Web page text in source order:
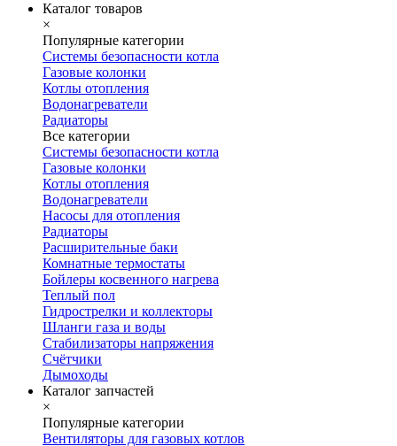
Каталог товаров
×
Популярные категории
Системы безопасности котла
Газовые колонки
Котлы отопления
Водонагреватели
Радиаторы
Все категории
Системы безопасности котла
Газовые колонки
Котлы отопления
Водонагреватели
Насосы для отопления
Радиаторы
Расширительные баки
Комнатные термостаты
Бойлеры косвенного нагрева
Теплый пол
Гидрострелки и коллекторы
Шланги газа и воды
Стабилизаторы напряжения
Счётчики
Дымоходы
Каталог запчастей
×
Популярные категории
Вентиляторы для газовых котлов